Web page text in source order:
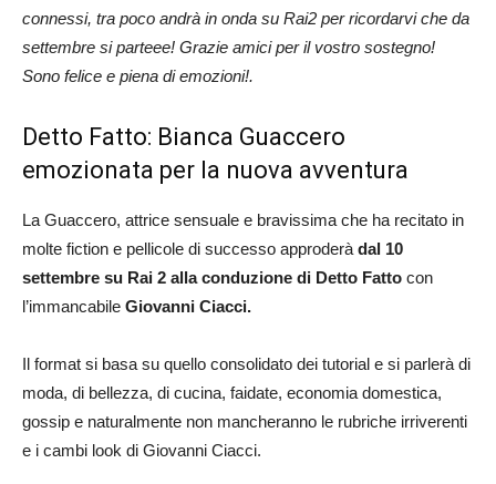
connessi, tra poco andrà in onda su Rai2 per ricordarvi che da
settembre si parteee! Grazie amici per il vostro sostegno!
Sono felice e piena di emozioni!.
Detto Fatto: Bianca Guaccero
emozionata per la nuova avventura
La Guaccero, attrice sensuale e bravissima che ha recitato in
molte fiction e pellicole di successo approderà dal 10
settembre su Rai 2 alla conduzione di Detto Fatto con
l’immancabile Giovanni Ciacci.
Il format si basa su quello consolidato dei tutorial e si parlerà di
moda, di bellezza, di cucina, faidate, economia domestica,
gossip e naturalmente non mancheranno le rubriche irriverenti
e i cambi look di Giovanni Ciacci.